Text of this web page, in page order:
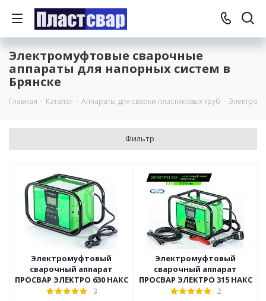
Электромуфтовые сварочные
аппараты для напорных систем в
Брянске
Главная - Каталог - Аппараты для сварки пластиковых труб -
Фильтр
Электромуфтовый
сварочный аппарат
ПРОСВАР ЭЛЕКТРО 630 НАКС
3
Электромуфтовый
сварочный аппарат
ПРОСВАР ЭЛЕКТРО 315 НАКС
2